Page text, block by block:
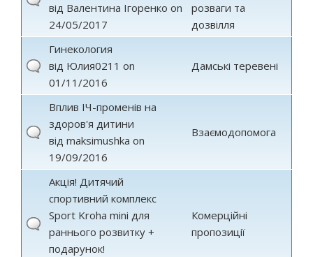
від Валентина Ігоренко on
24/05/2017
розваги та
дозвілля
Гинекология
від Юлия0211 on
01/11/2016
Дамські теревені
Вплив ІЧ-променів на
здоров'я дитини
від maksimushka on
19/09/2016
Взаємодопомога
Акція! Дитячий
спортивний комплекс
Sport Kroha mini для
раннього розвитку +
подарунок!
Комерційні
пропозиції